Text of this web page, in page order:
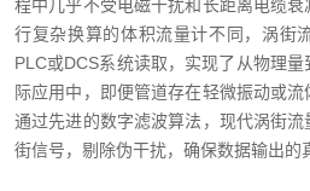
程中几乎不受电磁干扰和长距离电缆
行复杂换算的体积流量计不同，涡街
PLC或DCS系统读取，实现了从物理
际应用中，即便管道存在轻微振动或流
通过先进的数字滤波算法，现代涡街
街信号，剔除伪干扰，确保数据输出的